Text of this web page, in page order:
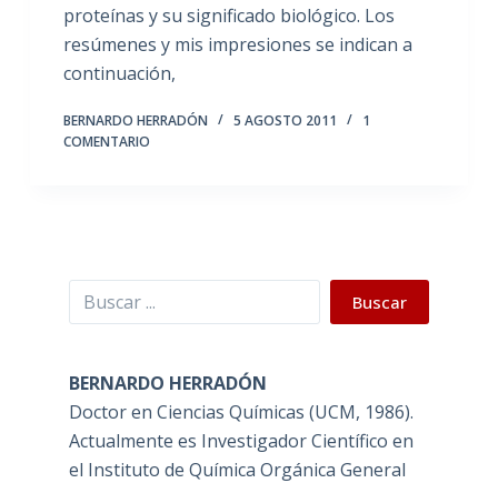
proteínas y su significado biológico. Los
resúmenes y mis impresiones se indican a
continuación,
BERNARDO HERRADÓN 5 AGOSTO 2011
1
COMENTARIO
Buscar Buscar
BERNARDO HERRADÓN
Doctor en Ciencias Químicas (UCM, 1986).
Actualmente es Investigador Científico en
el Instituto de Química Orgánica General